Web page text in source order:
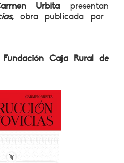
Urbitapresentan
, obra publicada por
Caja Rural de